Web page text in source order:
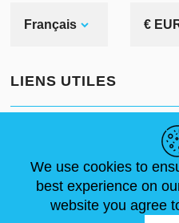
Français €
LIENS UTILES
ABOUT
NOUS SUIVRE
We use cookies to
best experience on
website you agree